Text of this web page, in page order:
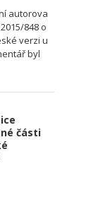
autorova
848 o
verzi u
byl
části